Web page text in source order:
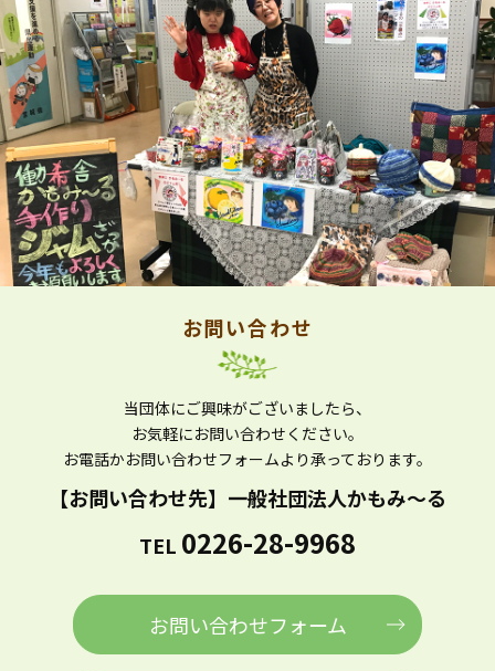
お問い合わせ
当団体にご興味がございましたら、
お気軽にお問い合わせください。
お電話かお問い合わせフォームより承っております。
【お問い合わせ先】 一般社団法人かもみ～る
TEL 0226-28-9968
お問い合わせフォーム